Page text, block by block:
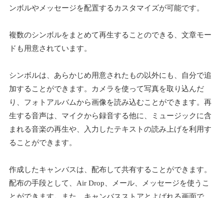
ンボルやメッセージを配置するカスタマイズが可能です。
複数のシンボルをまとめて再生することのできる、文章モー
ドも用意されています。
シンボルは、あらかじめ用意されたもの以外にも、自分で追
加することができます。カメラを使って写真を取り込んだ
り、フォトアルバムから画像を読み込むことができます。再
生する音声は、マイクから録音する他に、ミュージックに含
まれる音楽の再生や、入力したテキストの読み上げを利用す
ることができます。
作成したキャンバスは、配布して共有することができます。
配布の手段として、Air Drop、メール、メッセージを使うこ